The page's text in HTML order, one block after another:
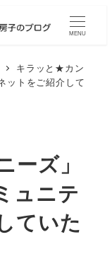
MENU
キラッと★カン
ットをご紹介して
ズ」
ュニテ
ていた